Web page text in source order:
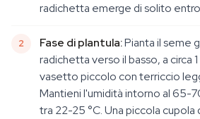
radichetta emerge di solito
Fase di plantula:Pianta il seme
radichetta verso il basso, a circa
vasetto piccolo con terriccio
Mantieni l'umidità intorno al 65-
tra 22-25 °C. Una piccola cupola